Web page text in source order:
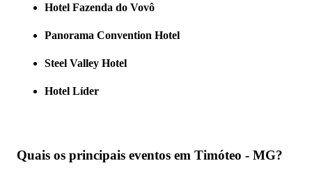
Hotel Fazenda do Vovô
Panorama Convention Hotel
Steel Valley Hotel
Hotel Líder
Quais os principais eventos em Timóteo - MG?